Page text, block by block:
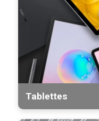
Tablettes